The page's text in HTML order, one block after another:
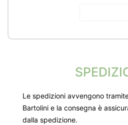
Le spedizioni avvengono
Bartolini e la consegna è
dalla spedizione.